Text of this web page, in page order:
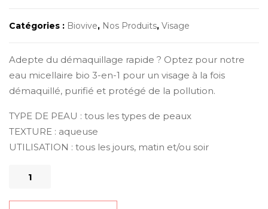
Catégories : Biovive, Nos Produits, Visage
Adepte du démaquillage rapide ? Optez pour notre
eau micellaire bio 3-en-1 pour un visage à la fois
démaquillé, purifié et protégé de la pollution.
TYPE DE PEAU : tous les types de peaux
TEXTURE : aqueuse
UTILISATION : tous les jours, matin et/ou soir
quantité
L'eau